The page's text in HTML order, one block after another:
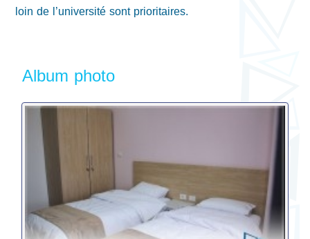
loin de l’université sont prioritaires.
Album photo